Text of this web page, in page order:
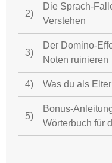
2)
Die Sprach-
Verstehen
3)
Der Domino-
Noten ruinieren
4) Was du als
5)
Bonus-
Wörterbuch für